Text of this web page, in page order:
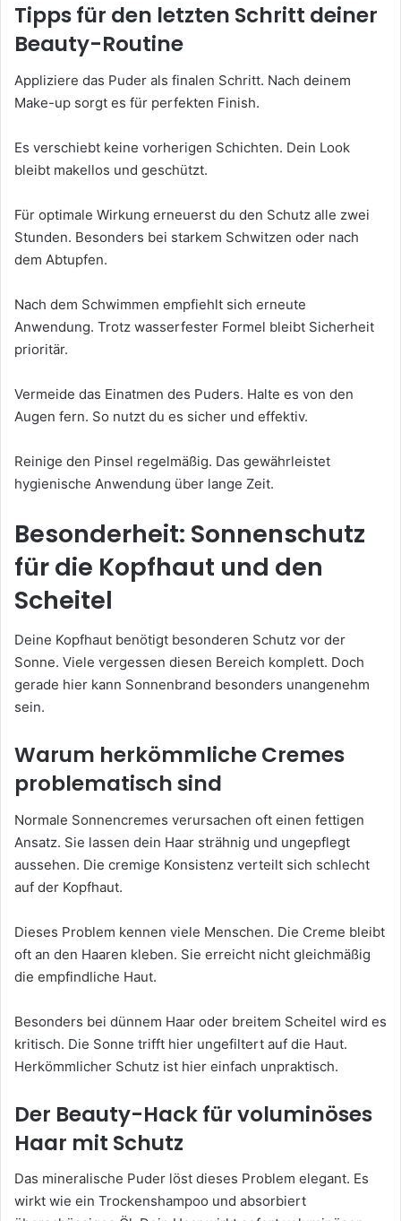
Tipps für den letzten Schritt deiner
Beauty-Routine
Appliziere das Puder als finalen Schritt. Nach deinem
Make-up sorgt es für perfekten Finish.
Es verschiebt keine vorherigen Schichten. Dein Look
bleibt makellos und geschützt.
Für optimale Wirkung erneuerst du den Schutz alle zwei
Stunden. Besonders bei starkem Schwitzen oder nach
dem Abtupfen.
Nach dem Schwimmen empfiehlt sich erneute
Anwendung. Trotz wasserfester Formel bleibt Sicherheit
prioritär.
Vermeide das Einatmen des Puders. Halte es von den
Augen fern. So nutzt du es sicher und effektiv.
Reinige den Pinsel regelmäßig. Das gewährleistet
hygienische Anwendung über lange Zeit.
Besonderheit: Sonnenschutz
für die Kopfhaut und den
Scheitel
Deine Kopfhaut benötigt besonderen Schutz vor der
Sonne. Viele vergessen diesen Bereich komplett. Doch
gerade hier kann Sonnenbrand besonders unangenehm
sein.
Warum herkömmliche Cremes
problematisch sind
Normale Sonnencremes verursachen oft einen fettigen
Ansatz. Sie lassen dein Haar strähnig und ungepflegt
aussehen. Die cremige Konsistenz verteilt sich schlecht
auf der Kopfhaut.
Dieses Problem kennen viele Menschen. Die Creme bleibt
oft an den Haaren kleben. Sie erreicht nicht gleichmäßig
die empfindliche Haut.
Besonders bei dünnem Haar oder breitem Scheitel wird es
kritisch. Die Sonne trifft hier ungefiltert auf die Haut.
Herkömmlicher Schutz ist hier einfach unpraktisch.
Der Beauty-Hack für voluminöses
Haar mit Schutz
Das mineralische Puder löst dieses Problem elegant. Es
wirkt wie ein Trockenshampoo und absorbiert